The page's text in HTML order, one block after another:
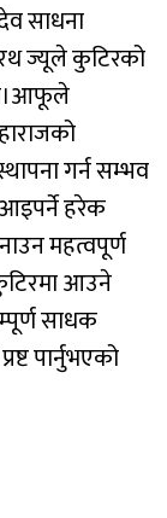
साधना
ज्यूले कुटिरको
गर्न सम्भव
हरेक
महत्वपूर्ण
आउने
साधक
पार्नुभएको